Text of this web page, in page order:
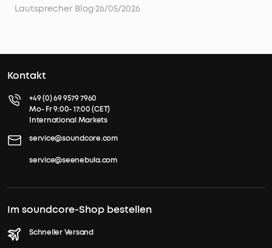
Lautsprecher Blog·26/05/2026
Kontakt
+49 (0) 69 9579 7960
Mo- Fr 9:00- 17:00 (CET)
International Markets
service@soundcore.com
service@seenebula.com
Im soundcore-Shop bestellen
Schneller Versand